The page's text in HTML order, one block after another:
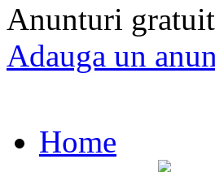
Anunturi
Adauga un
Home